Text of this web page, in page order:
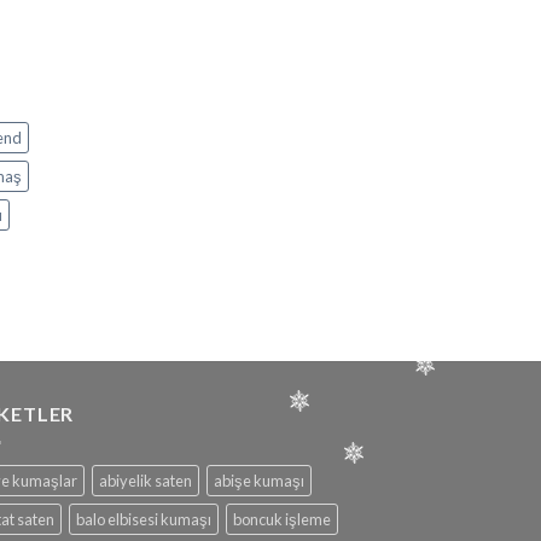
kumaşlar abiyelik saten
abişe kumaşı
saten
balo elbisesi kumaşı
boncuk işleme